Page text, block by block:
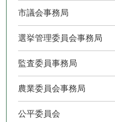
市議会事務局
選挙管理委員会事務局
監査委員事務局
農業委員会事務局
公平委員会